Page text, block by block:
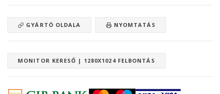
GYÁRTÓ OLDALA NYOMTATÁS
MONITOR KERESŐ | 1280X1024 FELBONTÁS